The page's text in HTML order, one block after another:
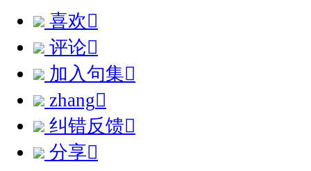
喜欢
评论
加入句集
zhang
纠错反馈
分享